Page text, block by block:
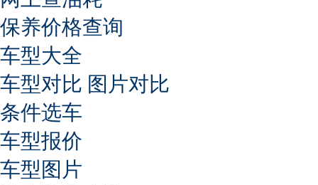
保养价格查询
车型大全
车型对比 图片对比
条件选车
车型报价
车型图片